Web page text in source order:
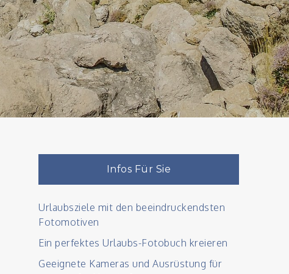
Infos Für Sie
Urlaubsziele mit den beeindruckendsten
Fotomotiven
Ein perfektes Urlaubs-Fotobuch kreieren
Geeignete Kameras und Ausrüstung für